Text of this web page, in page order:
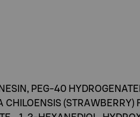
PEG-40
CHILOENSIS (STRAWBERRY)